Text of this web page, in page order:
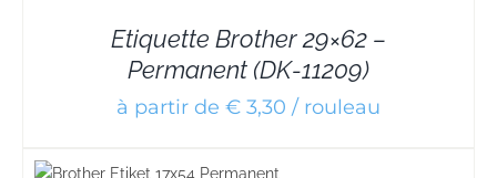
Etiquette Brother 29×62 –
Permanent (DK-11209)
à partir de € 3,30 / rouleau